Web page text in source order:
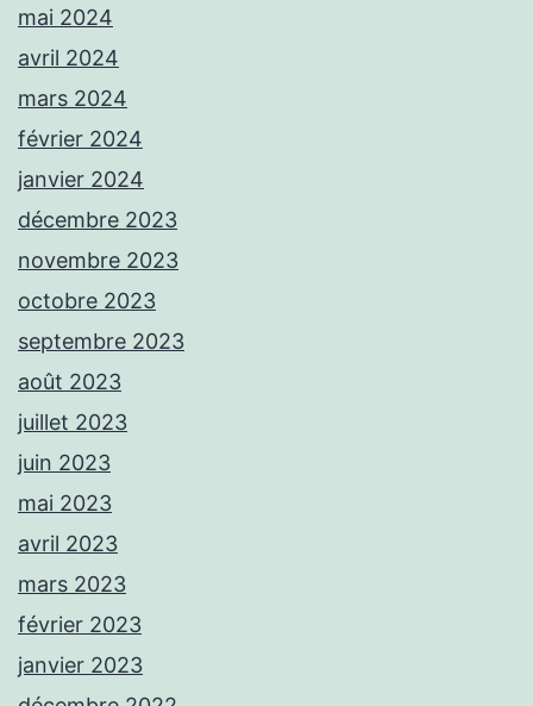
mai 2024
avril 2024
mars 2024
février 2024
janvier 2024
décembre 2023
novembre 2023
octobre 2023
septembre 2023
août 2023
juillet 2023
juin 2023
mai 2023
avril 2023
mars 2023
février 2023
janvier 2023